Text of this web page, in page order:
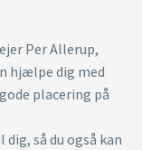
Per Allerup,
hjælpe dig med
placering på
dig, så du også kan